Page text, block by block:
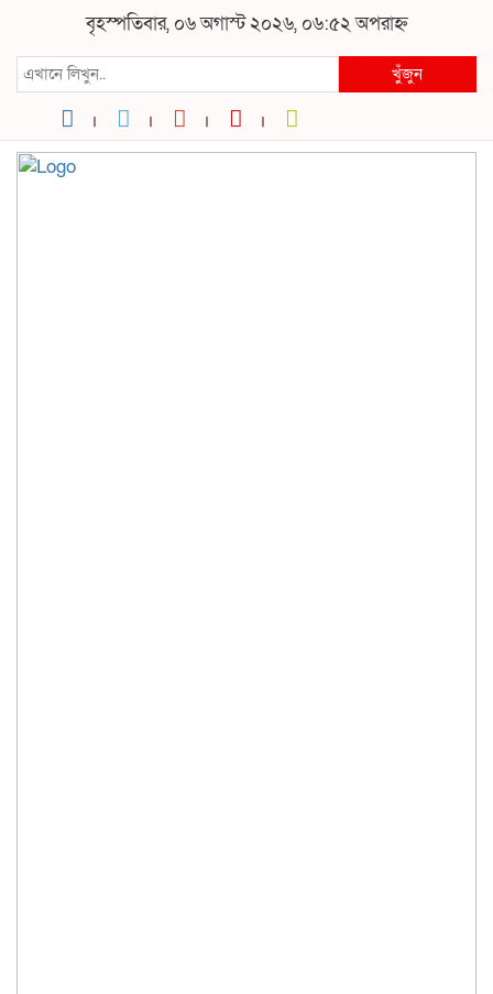
বৃহস্পতিবার, ০৬ অগাস্ট ২০২৬, ০৬:৫২ অপরাহ্ন
খুঁজুন